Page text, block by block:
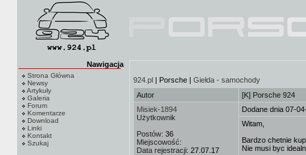
Nawigacja
Strona Główna
Newsy
Artykuły
Galeria
Forum
Komentarze
Download
Linki
Kontakt
Szukaj
924.pl | Porsche | Giełda - samochody
Autor
[K] Porsche 924
Misiek-1894
Użytkownik
Postów: 36
Miejscowość:
Data rejestracji: 27.07.17
Dodane dnia 07-
Witam,
Bardzo chetnie
Nie musi byc